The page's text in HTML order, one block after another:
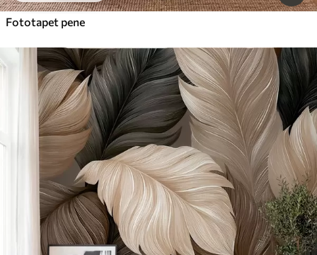
Fototapet pene